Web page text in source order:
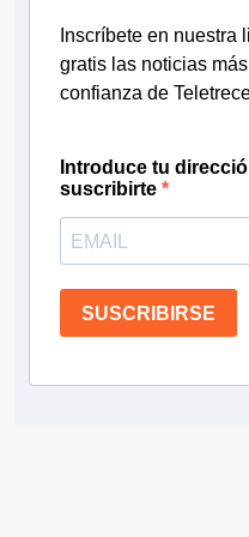
Inscríbete en nuestra
gratis las noticias
confianza de
Introduce tu
suscribirte
SUSCRIBIRSE